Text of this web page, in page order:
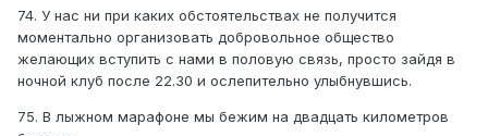
74. У нас ни при каких обстоятельствах не получится
моментально организовать добровольное общество
желающих вступить с нами в половую связь, просто зайдя в
ночной клуб после 22.30 и ослепительно улыбнувшись.
75. В лыжном марафоне мы бежим на двадцать километров